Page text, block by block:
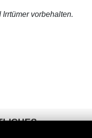
vorbehalten.